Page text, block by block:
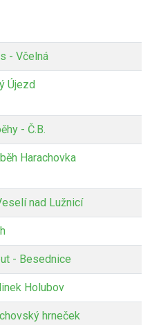
- Včelná
Újezd
- Č.B.
Harachovka
nad Lužnicí
- Besednice
Holubov
hrneček